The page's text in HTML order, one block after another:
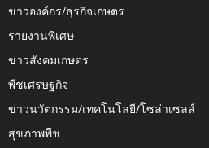
ข่าวองค์กร/ธุรกิจเกษตร
รายงานพิเศษ
ข่าวสังคมเกษตร
พืชเศรษฐกิจ
ข่าวนวัตกรรม/เทคโนโลยี/โซล่าเซลล์
สุขภาพพืช